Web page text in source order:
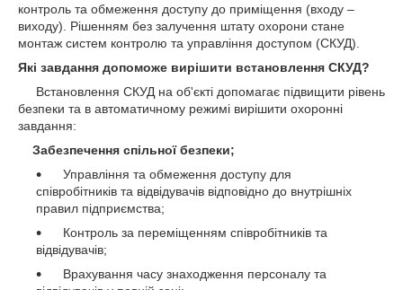
контроль та обмеження доступу до приміщення (входу –
виходу). Рішенням без залучення штату охорони стане
монтаж систем контролю та управління доступом (СКУД).
Які завдання допоможе вирішити встановлення СКУД?
Встановлення СКУД на об'єкті допомагає підвищити рівень
безпеки та в автоматичному режимі вирішити охоронні
завдання:
Забезпечення спільної безпеки;
Управління та обмеження доступу для
співробітників та відвідувачів відповідно до внутрішніх
правил підприємства;
Контроль за переміщенням співробітників та
відвідувачів;
Врахування часу знаходження персоналу та